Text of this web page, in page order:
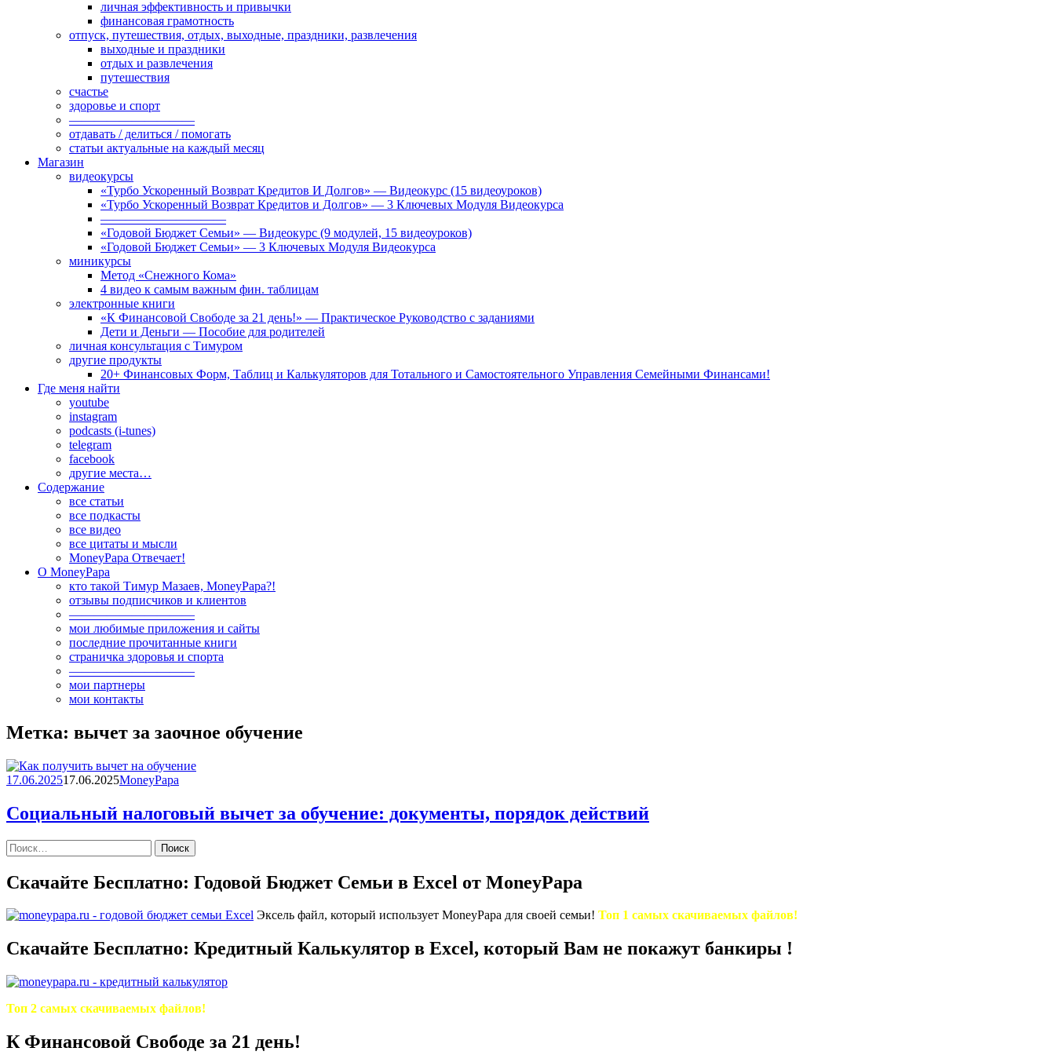
личная эффективность и привычки
финансовая грамотность
отпуск, путешествия, отдых, выходные, праздники, развлечения
выходные и праздники
отдых и развлечения
путешествия
счастье
здоровье и спорт
——————————
отдавать / делиться / помогать
статьи актуальные на каждый месяц
Магазин
видеокурсы
«Турбо Ускоренный Возврат Кредитов И Долгов» — Видеокурс (15 видеоуроков)
«Турбо Ускоренный Возврат Кредитов и Долгов» — 3 Ключевых Модуля Видеокурса
——————————
«Годовой Бюджет Семьи» — Видеокурс (9 модулей, 15 видеоуроков)
«Годовой Бюджет Семьи» — 3 Ключевых Модуля Видеокурса
миникурсы
Метод «Снежного Кома»
4 видео к самым важным фин. таблицам
электронные книги
«К Финансовой Свободе за 21 день!» — Практическое Руководство с заданиями
Дети и Деньги — Пособие для родителей
личная консультация с Тимуром
другие продукты
20+ Финансовых Форм, Таблиц и Калькуляторов для Тотального и Самостоятельного Управления Семейными Финансами!
Где меня найти
youtube
instagram
podcasts (i-tunes)
telegram
facebook
другие места…
Содержание
все статьи
все подкасты
все видео
все цитаты и мысли
MoneyPapa Отвечает!
О MoneyPapa
кто такой Тимур Мазаев, MoneyPapa?!
отзывы подписчиков и клиентов
——————————
мои любимые приложения и сайты
последние прочитанные книги
страничка здоровья и спорта
——————————
мои партнеры
мои контакты
Метка: вычет за заочное обучение
17.06.202517.06.2025MoneyPapa
Социальный налоговый вычет за обучение: документы, порядок действий
Найти:
Скачайте Бесплатно: Годовой Бюджет Семьи в Excel от MoneyPapa
Эксель файл, который использует MoneyPapa для своей семьи! Топ 1 самых скачиваемых файлов!
Скачайте Бесплатно: Кредитный Калькулятор в Excel, который Вам не покажут банкиры !
Топ 2 самых скачиваемых файлов!
К Финансовой Свободе за 21 день!